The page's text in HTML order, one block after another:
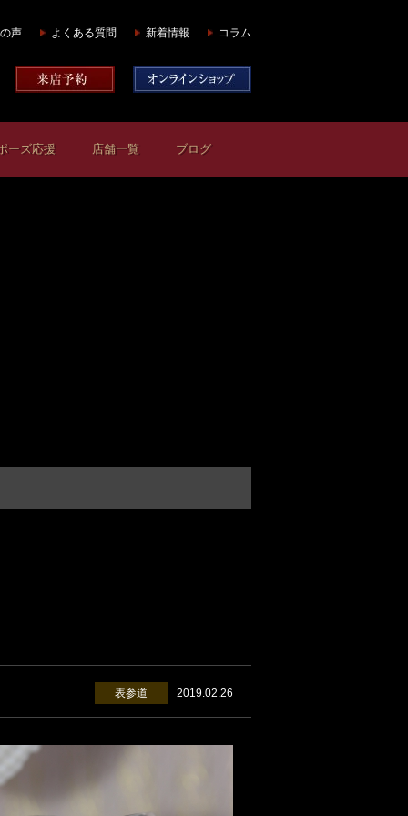
声 よくある質問 新着情報 コラム
ーズ応援 店舗一覧 ブログ
2019.02.26
表参道